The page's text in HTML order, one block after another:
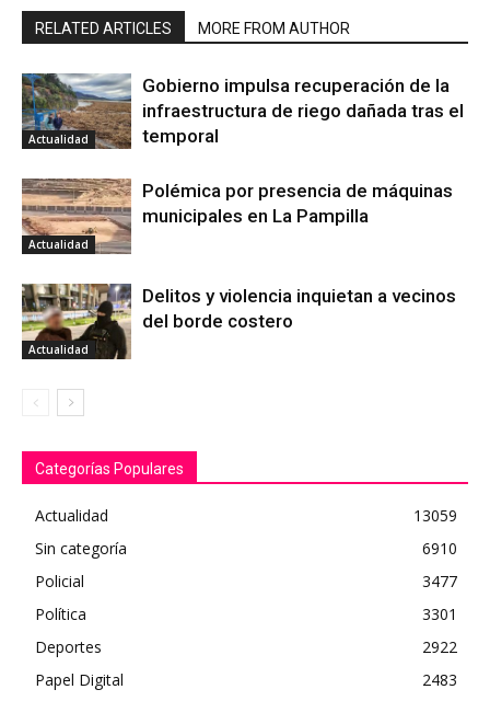
RELATED ARTICLES MORE FROM AUTHOR
Actualidad
Gobierno impulsa recuperación de la
infraestructura de riego dañada tras el
temporal
Actualidad
Polémica por presencia de máquinas
municipales en La Pampilla
Actualidad
Delitos y violencia inquietan a vecinos
del borde costero
Categorías Populares
Actualidad
13059
Sin categoría
6910
Policial
3477
Política
3301
Deportes
2922
Papel Digital
2483